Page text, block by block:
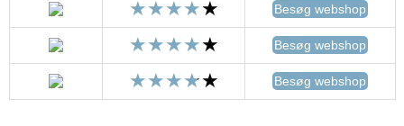
Besøg webshop
Besøg webshop
Besøg webshop